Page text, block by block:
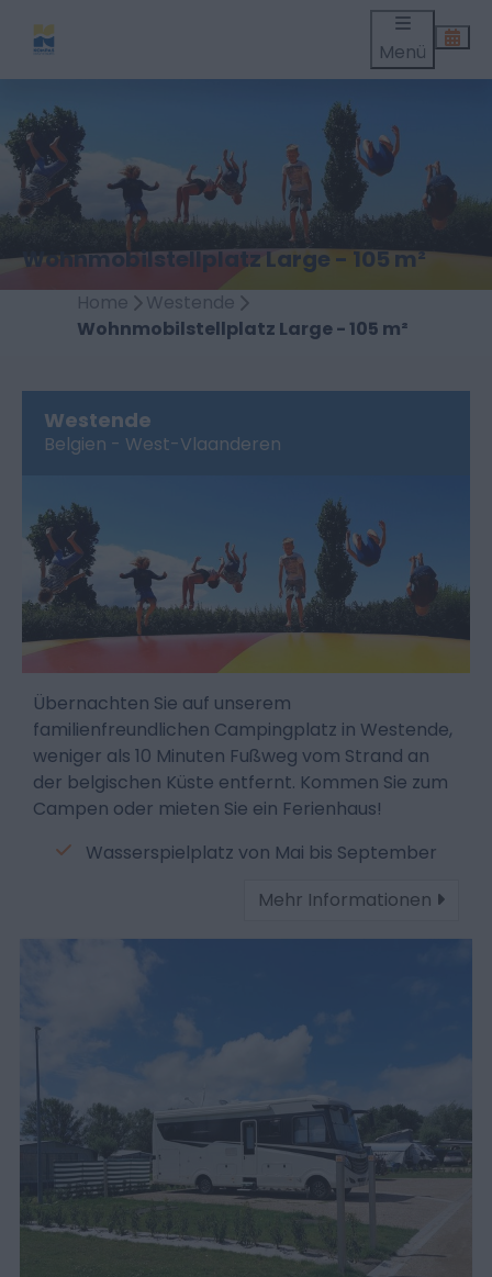
Menü
Wohnmobilstellplatz Large - 105 m²
Home
Westende
Wohnmobilstellplatz Large - 105 m²
Westende
Belgien - West-Vlaanderen
Übernachten Sie auf unserem
familienfreundlichen Campingplatz in Westende,
weniger als 10 Minuten Fußweg vom Strand an
der belgischen Küste entfernt. Kommen Sie zum
Campen oder mieten Sie ein Ferienhaus!
Wasserspielplatz von Mai bis September
Mehr Informationen